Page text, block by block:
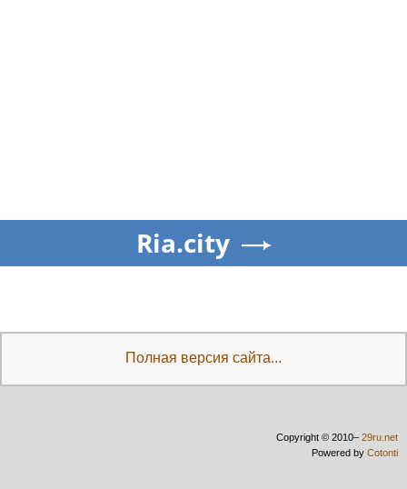
Ria.city
Полная версия сайта...
Copyright © 2010– 29ru.net
Powered by Cotonti